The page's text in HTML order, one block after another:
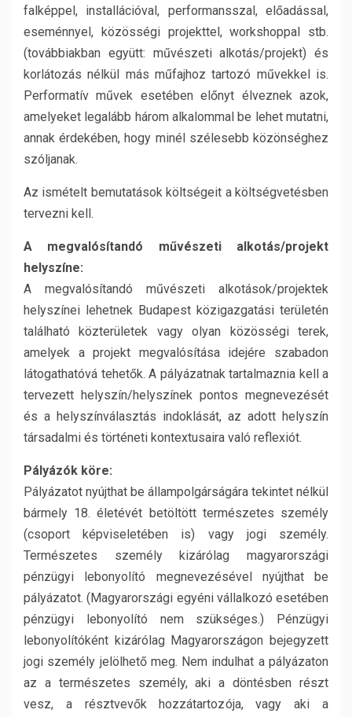
falképpel, installációval, performansszal, előadással,
eseménnyel, közösségi projekttel, workshoppal stb.
(továbbiakban együtt: művészeti alkotás/projekt) és
korlátozás nélkül más műfajhoz tartozó művekkel is.
Performatív művek esetében előnyt élveznek azok,
amelyeket legalább három alkalommal be lehet mutatni,
annak érdekében, hogy minél szélesebb közönséghez
szóljanak.
Az ismételt bemutatások költségeit a költségvetésben
tervezni kell.
A megvalósítandó művészeti alkotás/projekt
helyszíne:
A megvalósítandó művészeti alkotások/projektek
helyszínei lehetnek Budapest közigazgatási területén
található közterületek vagy olyan közösségi terek,
amelyek a projekt megvalósítása idejére szabadon
látogathatóvá tehetők. A pályázatnak tartalmaznia kell a
tervezett helyszín/helyszínek pontos megnevezését
és a helyszínválasztás indoklását, az adott helyszín
társadalmi és történeti kontextusaira való reflexiót.
Pályázók köre:
Pályázatot nyújthat be állampolgárságára tekintet nélkül
bármely 18. életévét betöltött természetes személy
(csoport képviseletében is) vagy jogi személy.
Természetes személy kizárólag magyarországi
pénzügyi lebonyolító megnevezésével nyújthat be
pályázatot. (Magyarországi egyéni vállalkozó esetében
pénzügyi lebonyolító nem szükséges.) Pénzügyi
lebonyolítóként kizárólag Magyarországon bejegyzett
jogi személy jelölhető meg. Nem indulhat a pályázaton
az a természetes személy, aki a döntésben részt
vesz, a résztvevők hozzátartozója, vagy aki a